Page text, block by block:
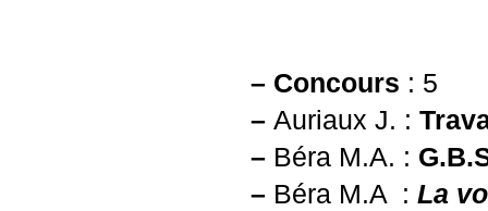
– Concours : 5
– Auriaux J. :
– Béra M.A. :
– Béra M.A : La